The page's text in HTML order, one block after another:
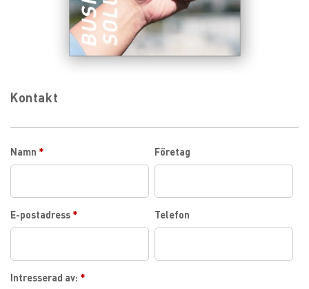
Kontakt
Namn * Företag
E-postadress * Telefon
Intresserad av: *